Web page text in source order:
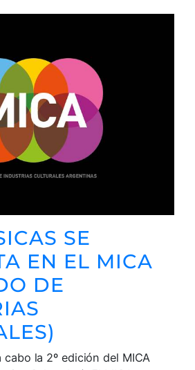
SE
EN EL MICA
DE
cabo la 2º edición del MICA